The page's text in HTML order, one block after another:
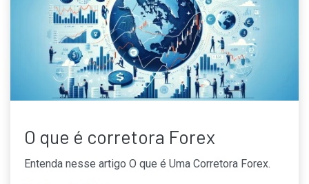
O que é corretora Forex
Entenda nesse artigo O que é Uma Corretora Forex.